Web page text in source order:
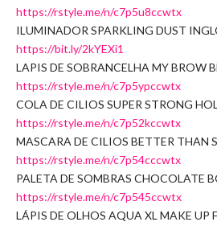
https://rstyle.me/n/c7p5u8ccwtx
ILUMINADOR SPARKLING DUST
https://bit.ly/2kYEXi1
LAPIS DE SOBRANCELHA MY BROW
https://rstyle.me/n/c7p5ypccwtx
COLA DE CILIOS SUPER STRONG
https://rstyle.me/n/c7p52kccwtx
MASCARA DE CILIOS BETTER THAN
https://rstyle.me/n/c7p54cccwtx
PALETA DE SOMBRAS CHOCOLATE
https://rstyle.me/n/c7p545ccwtx
LÁPIS DE OLHOS AQUA XL MAKE UP